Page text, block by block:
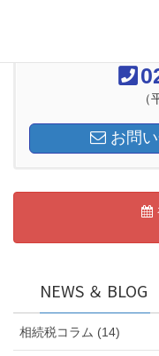
お問
NEWS ＆ BLOG
相続税コラム (14)